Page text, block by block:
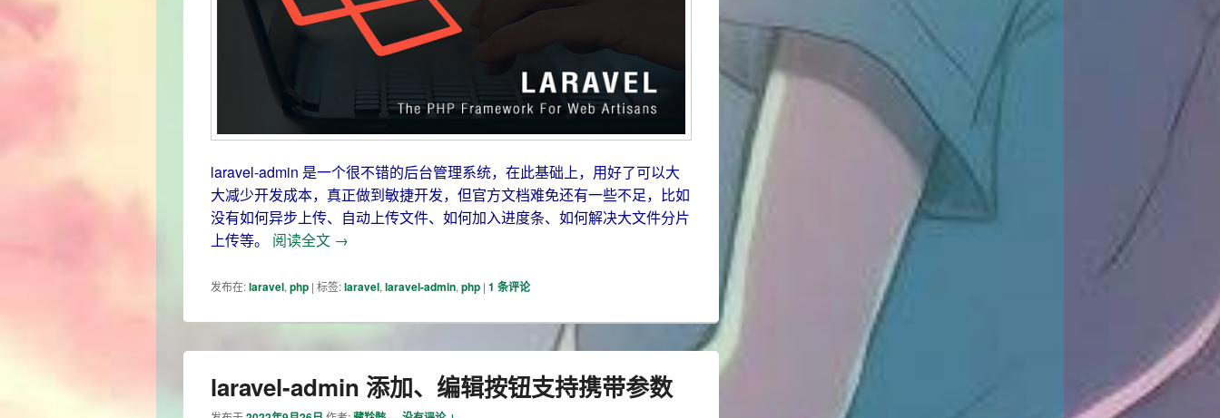
laravel-admin 是一个很不错的后台管理系统，在此基础上，用好了可以大
大减少开发成本，真正做到敏捷开发，但官方文档难免还有一些不足，比如
没有如何异步上传、自动上传文件、如何加入进度条、如何解决大文件分片
上传等。 阅读全文 laravel-admin 文件上传改为异步分片上传加进度条
→
发布在:laravel, php | 标签:laravel, laravel-admin, php | 1 条评论
laravel-admin 添加、编辑按钮支持携带参数